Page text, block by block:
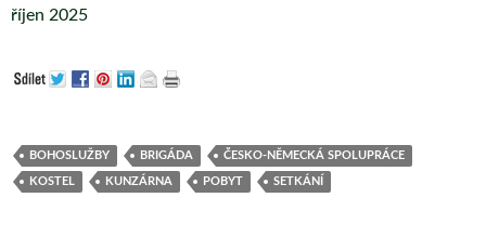
říjen 2025
BOHOSLUŽBY BRIGÁDA ČESKO-NĚMECKÁ SPOLUPRÁCE
KOSTEL KUNZÁRNA POBYT SETKÁNÍ